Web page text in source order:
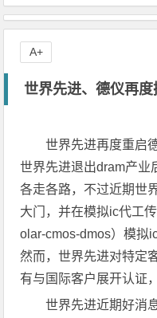
世界先进、德仪再
世界先进再度重启
世界先进退出dram产业
各走各路，不过近期世
大门，并在模拟ic代工
olar-cmos-dmos）模拟
然而，世界先进对特定
有与国际客户展开认证
世界先进近期好消
A+